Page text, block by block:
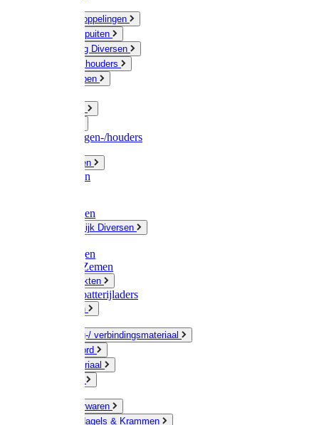
Messing koppelingen
Gieters / Spuiten
Besproeiing Diversen
Slangen & houders
Waterpompen
Slangenwagen-/houders
Olie / Vetten
Chemicalien
Plasticzakken
Huishoudelijk Diversen
Zaksluitingen
Sponzen / Zemen
Zeepprodukten
Batterij & batterijladers
Zaklampen
Verpakking-/ verbindingsmateriaal
Touw / Koord
Afdekmateriaal
Kleine ijzerwaren
Spijkers, Nagels & Krammen